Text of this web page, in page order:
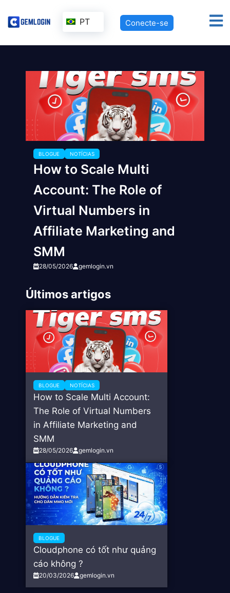
PT Conecte-se
BLOGUE NOTÍCIAS
How to Scale Multi
Account: The Role of
Virtual Numbers in
Affiliate Marketing and
SMM
28/05/2026 gemlogin.vn
Últimos artigos
BLOGUE NOTÍCIAS
How to Scale Multi Account:
The Role of Virtual Numbers
in Affiliate Marketing and
SMM
28/05/2026 gemlogin.vn
BLOGUE
Cloudphone có tốt như quảng
cáo không ?
20/03/2026 gemlogin.vn